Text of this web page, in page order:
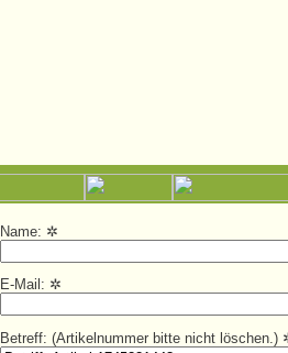
Name: ✲
E-Mail: ✲
Betreff: (Artikelnummer bitte nicht löschen.)